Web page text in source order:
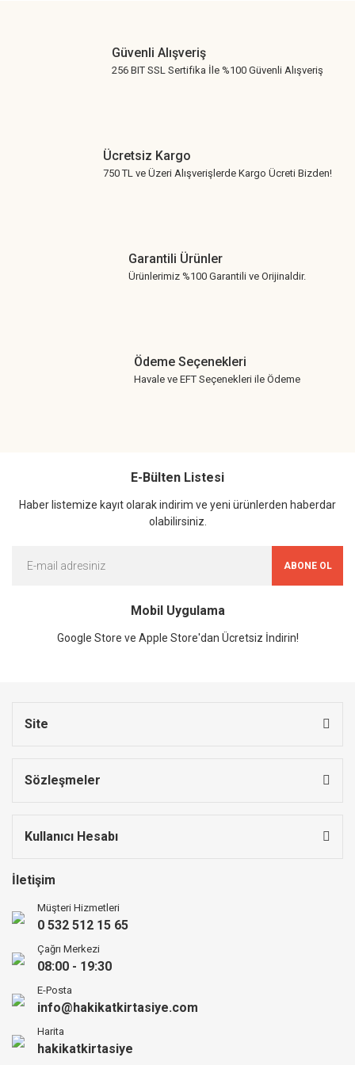
Güvenli Alışveriş
256 BIT SSL Sertifika İle %100 Güvenli Alışveriş
Ücretsiz Kargo
750 TL ve Üzeri Alışverişlerde Kargo Ücreti Bizden!
Garantili Ürünler
Ürünlerimiz %100 Garantili ve Orijinaldir.
Ödeme Seçenekleri
Havale ve EFT Seçenekleri ile Ödeme
E-Bülten Listesi
Haber listemize kayıt olarak indirim ve yeni ürünlerden haberdar
olabilirsiniz.
ABONE OL
Mobil Uygulama
Google Store ve Apple Store'dan Ücretsiz İndirin!
Site
Sözleşmeler
Kullanıcı Hesabı
İletişim
Müşteri Hizmetleri
0 532 512 15 65
Çağrı Merkezi
08:00 - 19:30
E-Posta
info@hakikatkirtasiye.com
Harita
hakikatkirtasiye